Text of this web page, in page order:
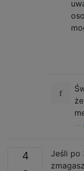
4
Jeśli po